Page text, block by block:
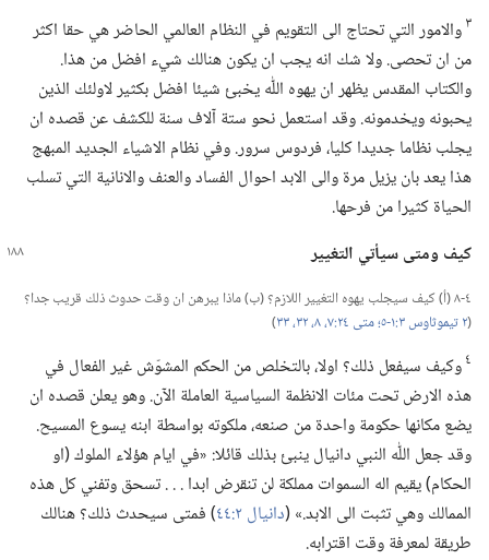
٣والامور التي تحتاج الى التقويم في النظام العالمي الحاضر هي حقا اكثر
من ان تحصى.‏ ولا شك انه يجب ان يكون هنالك شيء افضل من هذا.‏
والكتاب المقدس يظهر ان يهوه اللّٰه يخبئ شيئا افضل بكثير لاولئك الذين
يحبونه ويخدمونه.‏ وقد استعمل نحو ستة آلاف سنة للكشف عن قصده ان
يجلب نظاما جديدا كليا،‏ فردوس سرور.‏ وفي نظام الاشياء الجديد المبهج
هذا يعد بان يزيل مرة والى الابد احوال الفساد والعنف والانانية التي تسلب
الحياة كثيرا من فرحها.‏
كيف ومتى سيأتي التغيير
٤-‏٨ (‏أ)‏ كيف سيجلب يهوه التغيير اللازم؟‏ (‏ب)‏ ماذا يبرهن ان وقت حدوث ذلك قريب جدا؟‏
(‏٢ تيموثاوس ٣:‏١-‏٥؛‏ متى ٢٤:‏٧،‏ ٨،‏
‏)‏
٤وكيف سيفعل ذلك؟‏ اولا،‏ بالتخلص من الحكم المشوّش غير الفعال في
هذه الارض تحت مئات الانظمة السياسية العاملة الآن.‏ وهو يعلن قصده ان
يضع مكانها حكومة واحدة من صنعه،‏ ملكوته بواسطة ابنه يسوع المسيح.‏
وقد جعل اللّٰه النبي دانيال ينبئ بذلك قائلا:‏ «في ايام هؤلاء الملوك (‏او
الحكام)‏ يقيم اله السموات مملكة لن تنقرض ابدا .‏ .‏ .‏ تسحق وتفني كل هذه
الممالك وهي تثبت الى الابد.‏» (‏دانيال ٢:‏٤٤
‏)‏ فمتى سيحدث ذلك؟‏ هنالك
طريقة لمعرفة وقت اقترابه.‏